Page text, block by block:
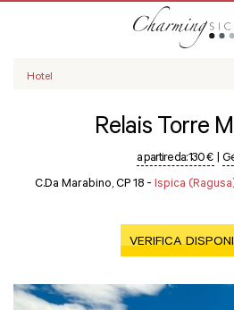
Hotel
Relais Torre
a partire da:130 € |
C.da Marabino, CP 18 - Ispica
VERIFICA